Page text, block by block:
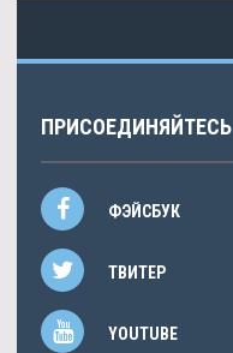
ПРИСОЕДИНЯЙТЕСЬ
ФЭЙСБУК
ТВИТЕР
YOUTUBE